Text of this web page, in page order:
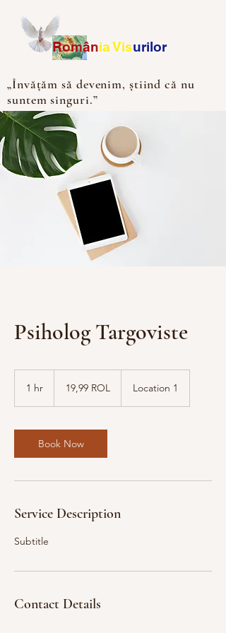
RomâniaVisurilor
„Învățăm să devenim, știind că nu
suntem singuri.”
Psiholog Targoviste
1 hr
românești
2006)
19,99 ROL Location 1
Book Now
Service Description
Subtitle
Contact Details